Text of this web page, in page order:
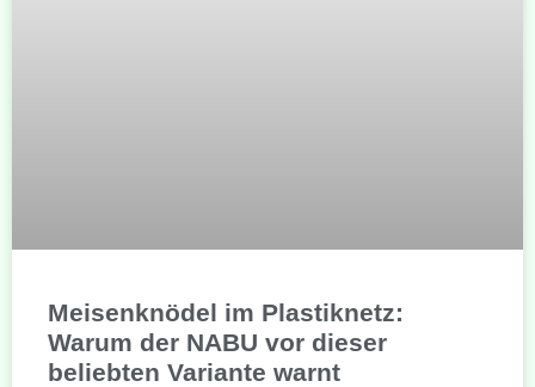
Meisenknödel im Plastiknetz:
Warum der NABU vor dieser
beliebten Variante warnt